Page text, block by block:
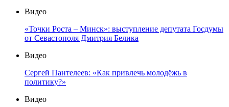
Видео
«Точки Роста – Минск»: выступление депутата Госдумы
от Севастополя Дмитрия Белика
Видео
Сергей Пантелеев: «Как привлечь молодёжь в
политику?»
Видео